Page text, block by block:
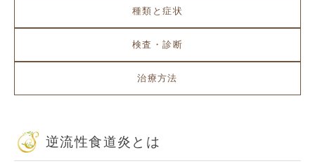
種類と症状
検査・診断
治療方法
逆流性食道炎とは